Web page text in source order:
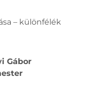
– különfélék
Gábor